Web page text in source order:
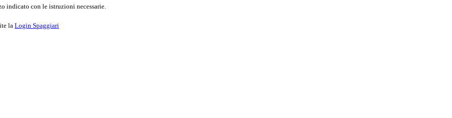
indicato con le istruzioni necessarie.
la Login Spaggiari